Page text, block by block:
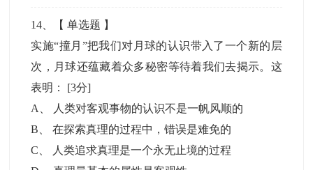
14 、【单选题 】
实施“撞月”把我们对月球的认识带入了一个新的层
次，月球还蕴藏着众多秘密等待着我们去揭示。这
表明： [3分]
A
人类对客观事物的认识不是一帆风顺的
B 、在探索真理的过程中，错误是难免的
C
人类追求真理是一个永无止境的过程